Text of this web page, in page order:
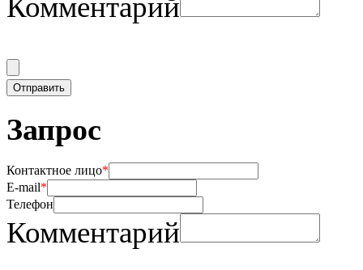
Комментарий
Запрос
Контактное лицо*
E-mail*
Телефон
Комментарий